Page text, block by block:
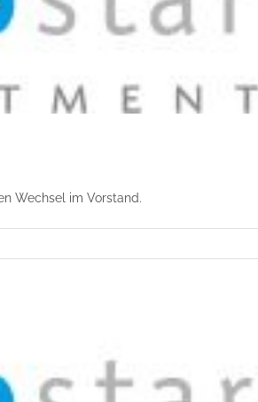
Wechsel im Vorstand.